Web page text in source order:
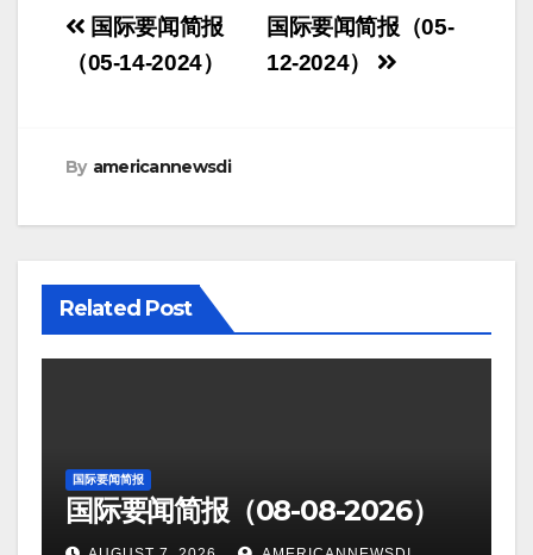
Post
navigation
国际要闻简报（05-
12-2024）
国际要闻简报
（05-14-2024）
By americannewsdi
Related Post
国际要闻简报
国际要闻简报（08-08-2026）